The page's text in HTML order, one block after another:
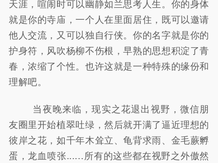
天涯，喧闹时可以幽静如兰思考人生。你的身体
就是你的寺庙，一个人在里面居住，既可以邀请
他人交流，又可以独自行侠。你的名字就是你的
护身符，风吹杨柳不伤根，早熟的思想积淀了青
春，浓缩了个性。也许这就是一种特殊的缘份和
理解吧。
当夜晚来临，现实之花退出视野，微信朋
友圈里开始植翠吐绿，然后就开满了逼近理想的
彼岸之花，如千年木耸立、龟背求雨、金毛蕨孵
蛋，龙血喷张...…所有的这些都在视野之外傲然